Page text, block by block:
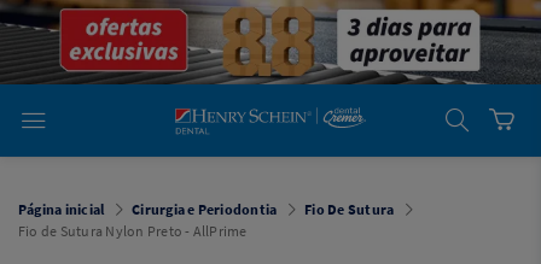
emDental
Cremer -
Henry Schein
Laboratório
Laboratório
Cremer -
Henry Schein
Página inicial Cirurgia e Periodontia
Fio De Sutura
Fio de Sutura Nylon Preto - AllPrime